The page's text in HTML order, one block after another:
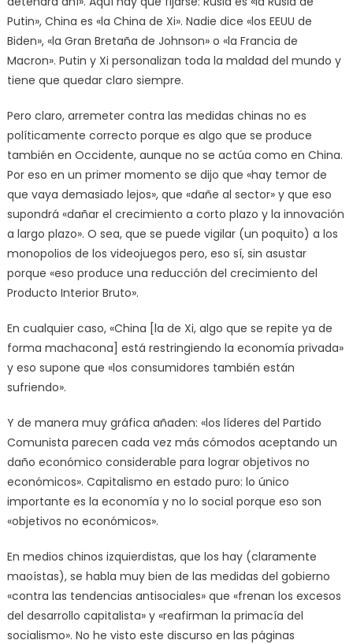
Putin», China es «la China de Xi». Nadie dice «los EEUU de
Biden», «la Gran Bretaña de Johnson» o «la Francia de
Macron». Putin y Xi personalizan toda la maldad del mundo y
tiene que quedar claro siempre.
Pero claro, arremeter contra las medidas chinas no es
políticamente correcto porque es algo que se produce
también en Occidente, aunque no se actúa como en China.
Por eso en un primer momento se dijo que «hay temor de
que vaya demasiado lejos», que «dañe al sector» y que eso
supondrá «dañar el crecimiento a corto plazo y la innovación
a largo plazo». O sea, que se puede vigilar (un poquito) a los
monopolios de los videojuegos pero, eso sí, sin asustar
porque «eso produce una reducción del crecimiento del
Producto Interior Bruto».
En cualquier caso, «China [la de Xi, algo que se repite ya de
forma machacona] está restringiendo la economía privada»
y eso supone que «los consumidores también están
sufriendo».
Y de manera muy gráfica añaden: «los líderes del Partido
Comunista parecen cada vez más cómodos aceptando un
daño económico considerable para lograr objetivos no
económicos». Capitalismo en estado puro: lo único
importante es la economía y no lo social porque eso son
«objetivos no económicos».
En medios chinos izquierdistas, que los hay (claramente
maoístas), se habla muy bien de las medidas del gobierno
«contra las tendencias antisociales» que «frenan los excesos
del desarrollo capitalista» y «reafirman la primacía del
socialismo». No he visto este discurso en las páginas